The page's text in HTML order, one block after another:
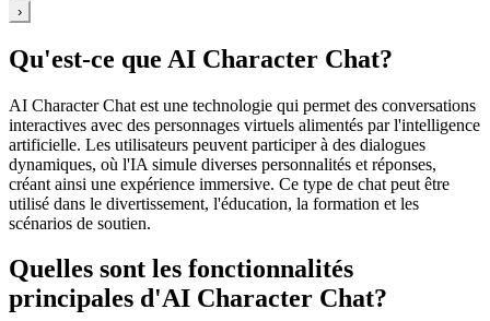
›
Qu'est-ce que AI Character Chat?
AI Character Chat est une technologie qui permet des conversations
interactives avec des personnages virtuels alimentés par l'intelligence
artificielle. Les utilisateurs peuvent participer à des dialogues
dynamiques, où l'IA simule diverses personnalités et réponses,
créant ainsi une expérience immersive. Ce type de chat peut être
utilisé dans le divertissement, l'éducation, la formation et les
scénarios de soutien.
Quelles sont les fonctionnalités
principales d'AI Character Chat?